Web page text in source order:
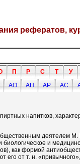
рефератов,
П Р С Т У
АО АП АР АС
напитков,
деятелем
и
как формой
от т. н.